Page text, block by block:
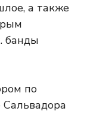
а также
банды
по
Сальвадора